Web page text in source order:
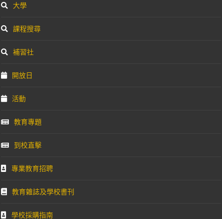
大學
課程搜尋
補習社
開放日
活動
教育專題
到校直擊
專業教育招聘
教育雜誌及學校書刊
學校採購指南